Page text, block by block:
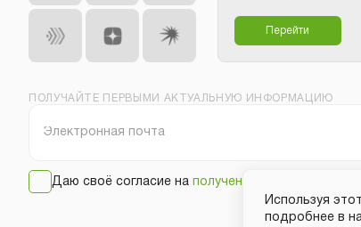
Перейти
ПОЛУЧАЙТЕ ПЕРВЫМИ АКТУАЛЬНУЮ ИНФОРМАЦИЮ
Даю своё согласие на получение рассылки
Используя
подробнее в